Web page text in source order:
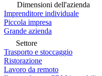
Dimensioni dell'azienda
Imprenditore individuale
Piccola impresa
Grande azienda
Settore
Trasporto e stoccaggio
Ristorazione
Lavoro da remoto